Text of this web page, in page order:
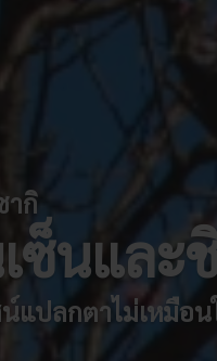
ากิ
ซ็นและ
แปลกตาไม่เหมือน